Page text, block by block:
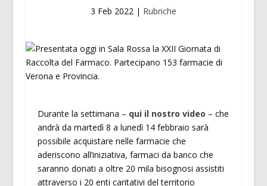
3 Feb 2022| Rubriche
Durante la settimana – qui il nostro video – che
andrà da martedì 8 a lunedì 14 febbraio sarà
possibile acquistare nelle farmacie che
aderiscono all’iniziativa, farmaci da banco che
saranno donati a oltre 20 mila bisognosi assistiti
attraverso i 20 enti caritativi del territorio